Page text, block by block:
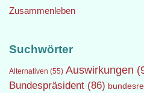
Zusammenleben
Suchwörter
Alternativen (55) Auswirkungen
Bundespräsident (86)